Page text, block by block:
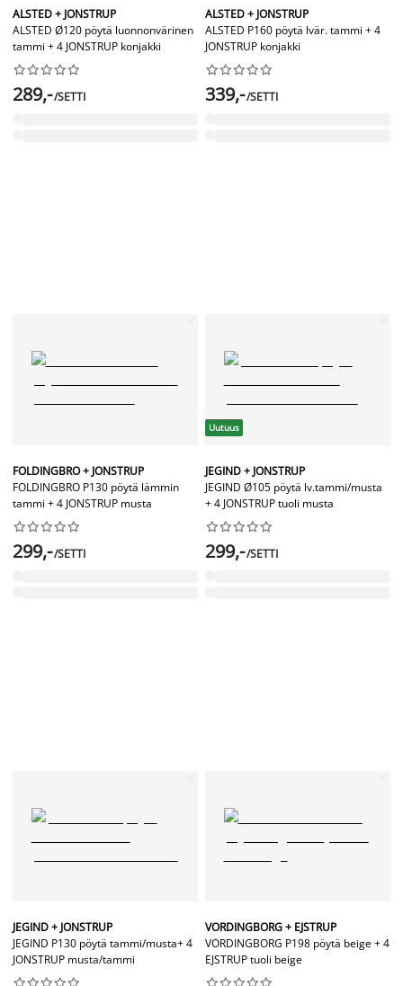
ALSTED + JONSTRUP
ALSTED Ø120 pöytä luonnonvärinen
tammi + 4 JONSTRUP konjakki






289,-/SETTI
ALSTED + JONSTRUP
ALSTED P160 pöytä lvär. tammi + 4
JONSTRUP konjakki






339,-/SETTI
FOLDINGBRO + JONSTRUP
FOLDINGBRO P130 pöytä lämmin
tammi + 4 JONSTRUP musta






299,-/SETTI
Uutuus
JEGIND + JONSTRUP
JEGIND Ø105 pöytä lv.tammi/musta
+ 4 JONSTRUP tuoli musta






299,-/SETTI
JEGIND + JONSTRUP
JEGIND P130 pöytä tammi/musta+ 4
JONSTRUP musta/tammi






VORDINGBORG + EJSTRUP
VORDINGBORG P198 pöytä beige + 4
EJSTRUP tuoli beige





